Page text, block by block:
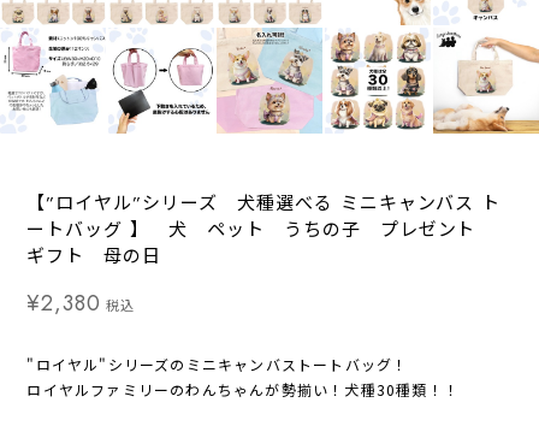
【”ロイヤル”シリーズ 犬種選べる ミニキャンバス ト
ートバッグ 】 犬 ペット うちの子 プレゼント
ギフト 母の日
¥2,380 税込
"ロイヤル"シリーズのミニキャンバストートバッグ！
ロイヤルファミリーのわんちゃんが勢揃い！犬種30種類！！